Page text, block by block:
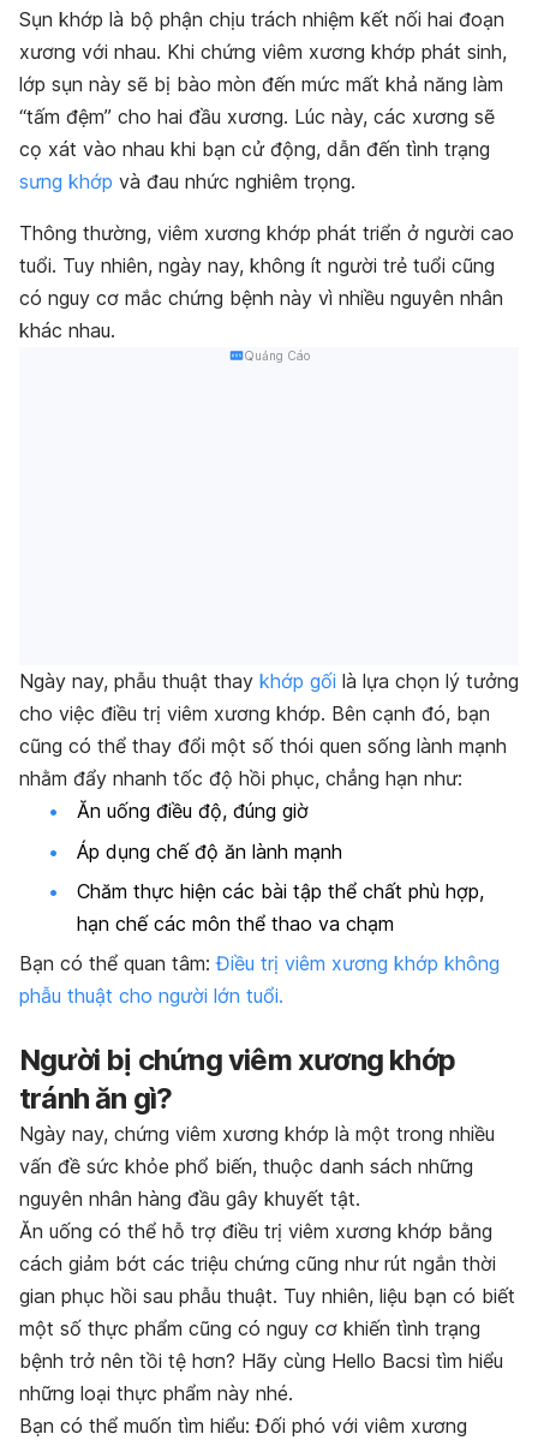
Sụn khớp là bộ phận chịu trách nhiệm kết nối hai đoạn
xương với nhau. Khi chứng viêm xương khớp phát sinh,
lớp sụn này sẽ bị bào mòn đến mức mất khả năng làm
“tấm đệm” cho hai đầu xương. Lúc này, các xương sẽ
cọ xát vào nhau khi bạn cử động, dẫn đến tình trạng
sưng khớp và đau nhức nghiêm trọng.
Thông thường, viêm xương khớp phát triển ở người cao
tuổi. Tuy nhiên, ngày nay, không ít người trẻ tuổi cũng
có nguy cơ mắc chứng bệnh này vì nhiều nguyên nhân
khác nhau.
Quảng Cáo
Ngày nay, phẫu thuật thay khớp gối là lựa chọn lý tưởng
cho việc điều trị viêm xương khớp. Bên cạnh đó, bạn
cũng có thể thay đổi một số thói quen sống lành mạnh
nhằm đẩy nhanh tốc độ hồi phục, chẳng hạn như:
Ăn uống điều độ, đúng giờ
Áp dụng chế độ ăn lành mạnh
Chăm thực hiện các bài tập thể chất phù hợp,
hạn chế các môn thể thao va chạm
Bạn có thể quan tâm:Điều trị viêm xương khớp không
phẫu thuật cho người lớn tuổi.
Người bị chứng viêm xương khớp
tránh ăn gì?
Ngày nay, chứng viêm xương khớp là một trong nhiều
vấn đề sức khỏe phổ biến, thuộc danh sách những
nguyên nhân hàng đầu gây khuyết tật.
Ăn uống có thể hỗ trợ điều trị viêm xương khớp bằng
cách giảm bớt các triệu chứng cũng như rút ngắn thời
gian phục hồi sau phẫu thuật. Tuy nhiên, liệu bạn có biết
một số thực phẩm cũng có nguy cơ khiến tình trạng
bệnh trở nên tồi tệ hơn? Hãy cùng Hello Bacsi tìm hiểu
những loại thực phẩm này nhé.
Bạn có thể muốn tìm hiểu: Đối phó với viêm xương